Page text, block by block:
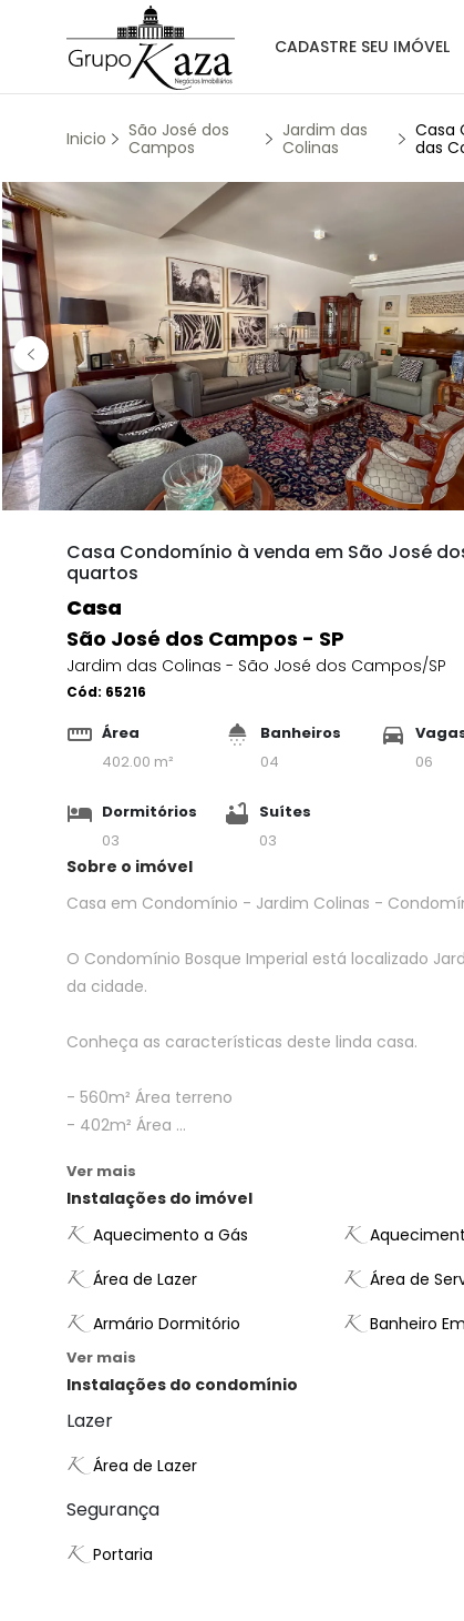
CADASTRE SEU IMÓVEL
Inicio
São José dos
Campos
Jardim das
Colinas
Casa
das
Casa Condomínio à venda em São José
quartos
Casa
São José dos Campos - SP
Jardim das Colinas - São José dos Campos/SP
Cód: 65216
Área
402.00 m²
Banheiros
04
06
Dormitórios
03
Suítes
03
Sobre o imóvel
Casa em Condomínio - Jardim Colinas -
O Condomínio Bosque Imperial está localizado
da cidade.
Conheça as características deste linda casa.
- 560m² Área terreno
- 402m² Área ...
Ver mais
Instalações do imóvel
Aquecimento a Gás
Área de Lazer
Área de
Armário Dormitório
Banheiro
Ver mais
Instalações do condomínio
Lazer
Área de Lazer
Segurança
Portaria